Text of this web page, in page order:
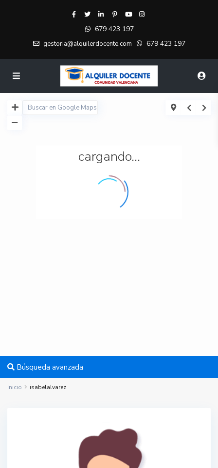
679 423 197
gestoria@alquilerdocente.com 679 423 197
cargando...
Búsqueda avanzada
Inicio isabelalvarez